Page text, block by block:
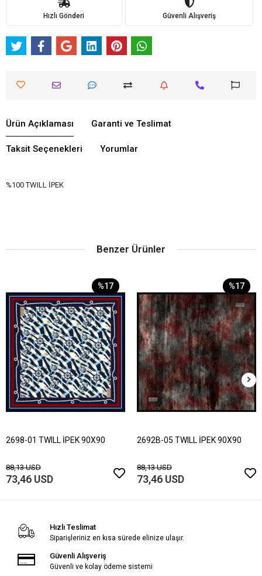
Hızlı Gönderi Güvenli Alışveriş
Ürün Açıklaması Garanti ve Teslimat
Taksit Seçenekleri Yorumlar
%100 TWILL İPEK
Benzer Ürünler
%17
2698-01 TWILL İPEK 90X90
88,13 USD
73,46 USD
%17
2692B-05 TWILL İPEK 90X90
88,13 USD
73,46 USD
Hızlı Teslimat
Siparişleriniz en kısa sürede elinize ulaşır.
Güvenli Alışveriş
Güvenli ve kolay ödeme sistemi